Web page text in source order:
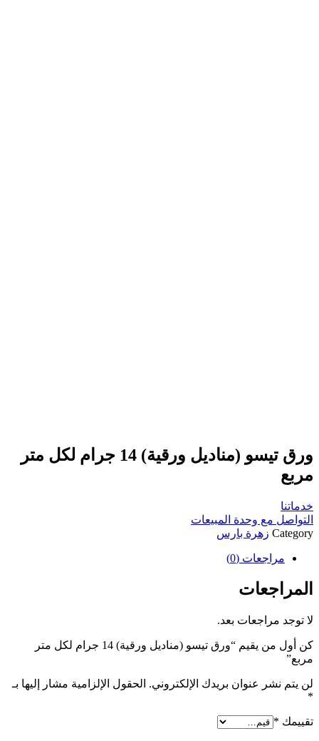
ورق تيسو (مناديل ورقية) 14 جرام لكل متر
مربع
خدماتنا
التواصل مع وحدة المبيعات
Category زهرة بارس
مراجعات (0)
المراجعات
لا توجد مراجعات بعد.
كن أول من يقيم “ورق تيسو (مناديل ورقية) 14 جرام لكل متر
مربع”
لن يتم نشر عنوان بريدك الإلكتروني. الحقول الإلزامية مشار إليها بـ
*
تقييمك *